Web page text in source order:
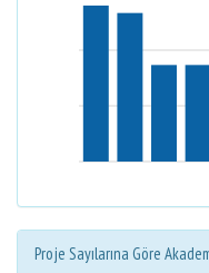
Proje Sayılarına Göre